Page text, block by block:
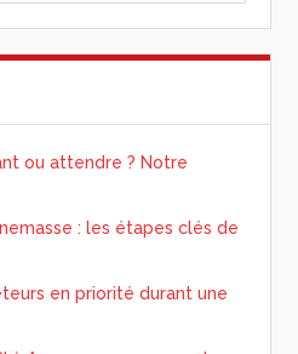
ou attendre ? Notre
: les étapes clés de
en priorité durant une